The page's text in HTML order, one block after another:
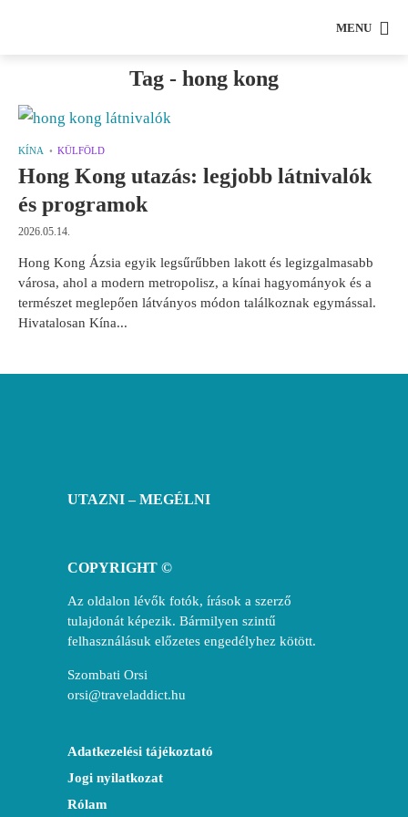
MENU
Tag - hong kong
KÍNA KÜLFÖLD
Hong Kong utazás: legjobb látnivalók
és programok
2026.05.14.
Hong Kong Ázsia egyik legsűrűbben lakott és legizgalmasabb
városa, ahol a modern metropolisz, a kínai hagyományok és a
természet meglepően látványos módon találkoznak egymással.
Hivatalosan Kína...
UTAZNI – MEGÉLNI
COPYRIGHT ©
Az oldalon lévők fotók, írások a szerző
tulajdonát képezik. Bármilyen szintű
felhasználásuk előzetes engedélyhez kötött.
Szombati Orsi
orsi@traveladdict.hu
Adatkezelési tájékoztató
Jogi nyilatkozat
Rólam